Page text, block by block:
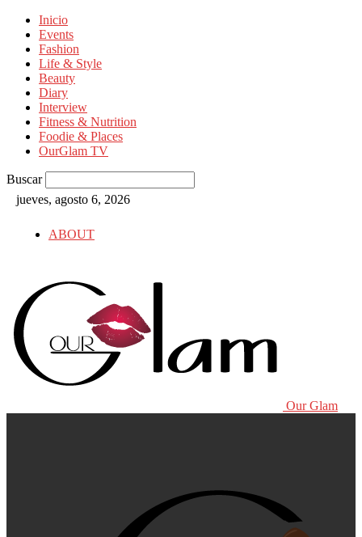
Inicio
Events
Fashion
Life & Style
Beauty
Diary
Interview
Fitness & Nutrition
Foodie & Places
OurGlam TV
Buscar
jueves, agosto 6, 2026
ABOUT
Our Glam